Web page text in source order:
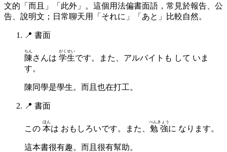
文的「而且」「此外」。這個用法偏書面語，常見於報告、公
告、說明文；日常聊天用「それに」「あと」比較自然。
📍 書面
陳
ちん
さんは 学生
がくせい
です。また、アルバイトも して いま
す。
陳同學是學生。而且也在打工。
📍 書面
この 本
ほん
は おもしろいです。また、 勉強
べんきょう
に なります。
這本書很有趣。而且很有幫助。